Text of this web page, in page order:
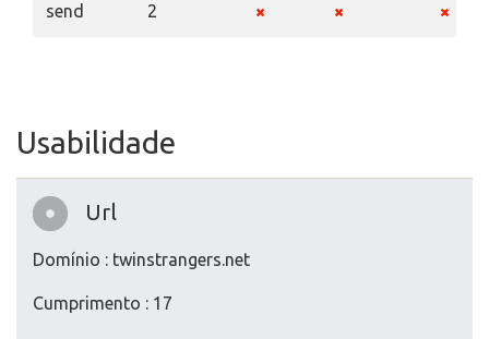
send 2
Usabilidade
Url
Domínio : twinstrangers.net
Cumprimento : 17